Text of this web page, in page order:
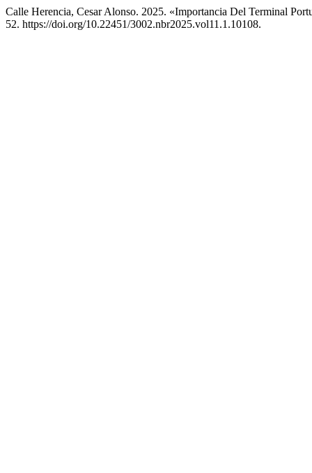
Calle Herencia, Cesar Alonso. 2025. «Importancia Del Terminal
52. https://doi.org/10.22451/3002.nbr2025.vol11.1.10108.